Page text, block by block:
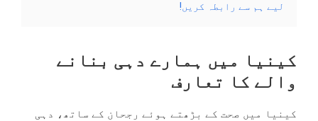
لیے ہم سے رابطہ کریں!
کینیا میں ہمارے دہی بنانے
والے کا تعارف
کینیا میں صحت کے بڑھتے ہوئے رجحان کے ساتھ، دہی